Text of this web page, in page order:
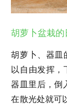
胡萝卜盆栽的
胡萝卜、器皿
以自由发挥，
器皿里后，倒
在散光处就可